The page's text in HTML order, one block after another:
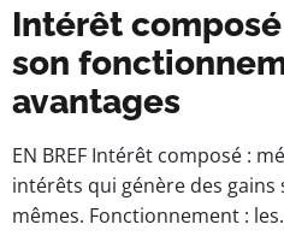
Intérêt
son
avantages
EN BREF Intérêt composé :
intérêts qui génère des
mêmes. Fonctionnement :